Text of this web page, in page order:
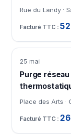
Rue du Landy ·
25 mai
Purge
Place des Arts ·